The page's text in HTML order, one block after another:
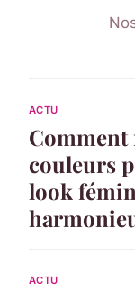
ACTU
Comment
couleurs
look
ACTU